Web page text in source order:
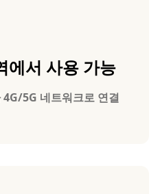
에서 사용 가능
5G 네트워크로 연결